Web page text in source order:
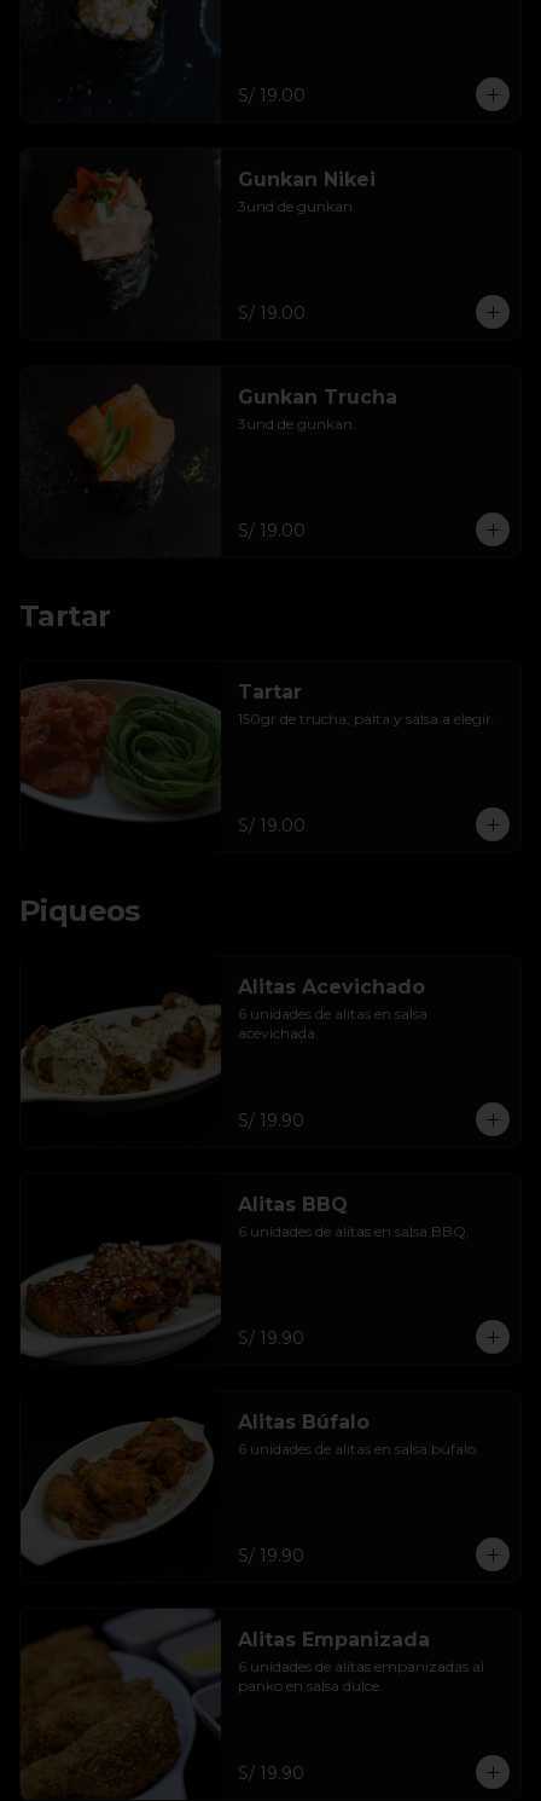
S/ 19.00
Gunkan Nikei
3und de gunkan.
S/ 19.00
Gunkan Trucha
3und de gunkan.
S/ 19.00
Tartar
Tartar
150gr de trucha, palta y salsa a elegir.
S/ 19.00
Piqueos
Alitas Acevichado
6 unidades de alitas en salsa
acevichada.
S/ 19.90
Alitas BBQ
6 unidades de alitas en salsa BBQ.
S/ 19.90
Alitas Búfalo
6 unidades de alitas en salsa búfalo.
S/ 19.90
Alitas Empanizada
6 unidades de alitas empanizadas al
panko en salsa dulce.
S/ 19.90